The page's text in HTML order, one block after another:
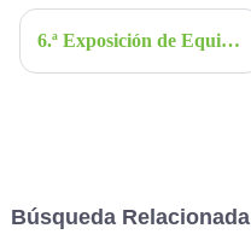
6.ª Exposición de Equipos Educativos de Shenzhen. Bienvenidos al stand de Fuguitong: 7A008.
Búsqueda Relacionada